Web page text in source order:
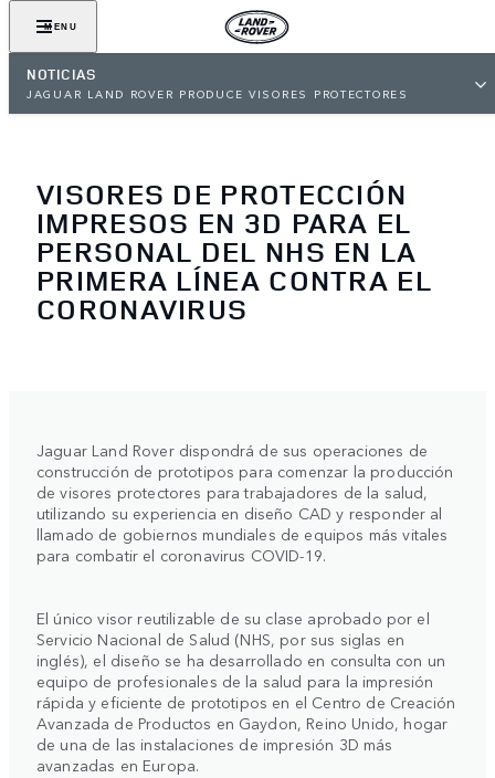
MENU
NOTICIAS
JAGUAR LAND ROVER PRODUCE VISORES PROTECTORES
VISORES DE PROTECCIÓN
IMPRESOS EN 3D PARA EL
PERSONAL DEL NHS EN LA
PRIMERA LÍNEA CONTRA EL
CORONAVIRUS
Jaguar Land Rover dispondrá de sus operaciones de
construcción de prototipos para comenzar la producción
de visores protectores para trabajadores de la salud,
utilizando su experiencia en diseño CAD y responder al
llamado de gobiernos mundiales de equipos más vitales
para combatir el coronavirus COVID-19.
El único visor reutilizable de su clase aprobado por el
Servicio Nacional de Salud (NHS, por sus siglas en
inglés), el diseño se ha desarrollado en consulta con un
equipo de profesionales de la salud para la impresión
rápida y eficiente de prototipos en el Centro de Creación
Avanzada de Productos en Gaydon, Reino Unido, hogar
de una de las instalaciones de impresión 3D más
avanzadas en Europa.